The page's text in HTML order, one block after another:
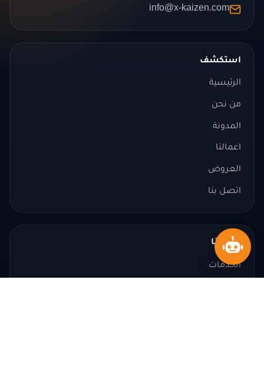
info@x-kaizen.com
استكشف
الرئيسية
من نحن
المدونة
اعمالنا
العروض
اتصل بنا
خدماتنا
الخدمات